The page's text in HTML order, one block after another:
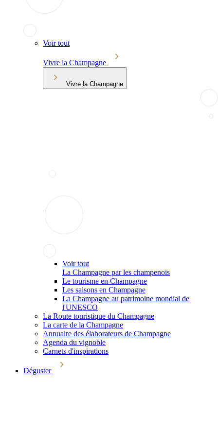
Voir tout
Vivre la Champagne
Vivre la Champagne
Voir tout
La Champagne par les champenois
Le tourisme en Champagne
Les saisons en Champagne
La Champagne au patrimoine mondial de
l'UNESCO
La Route touristique du Champagne
La carte de la Champagne
Annuaire des élaborateurs de Champagne
Agenda du vignoble
Carnets d'inspirations
Déguster